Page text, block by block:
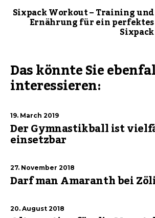
Sixpack Workout – Training und
Ernährung für ein perfektes
Sixpack
Das könnte Sie
interessieren:
19. March 2019
Der Gymnastikball ist
einsetzbar
27. November 2018
Darf man Amaranth bei
20. August 2018